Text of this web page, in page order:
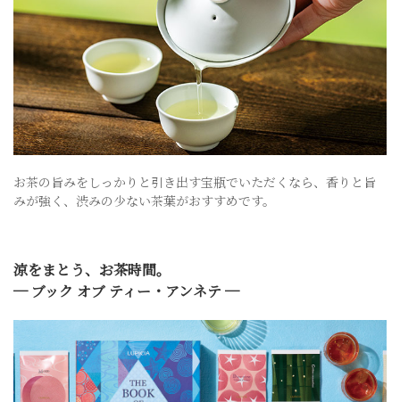
お茶の旨みをしっかりと引き出す宝瓶でいただくなら、香りと旨
みが強く、渋みの少ない茶葉がおすすめです。
涼をまとう、お茶時間。
─ ブック オブ ティー・アンネテ ─